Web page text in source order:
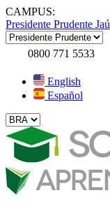
CAMPUS:
Presidente Prudente Jaú
0800 771 5533
English
Español